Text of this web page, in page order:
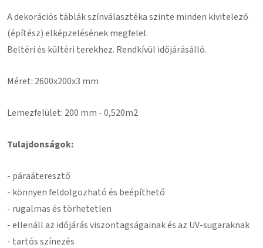
A dekorációs táblák színválasztéka szinte minden kivitelező
(építész) elképzelésének megfelel.
Beltéri és kültéri terekhez. Rendkívül időjárásálló.
Méret: 2600x200x3 mm
Lemezfelület: 200 mm - 0,520m2
Tulajdonságok:
- páraáteresztő
- könnyen feldolgozható és beépíthető
- rugalmas és törhetetlen
- ellenáll az időjárás viszontagságainak és az UV-sugaraknak
- tartós színezés